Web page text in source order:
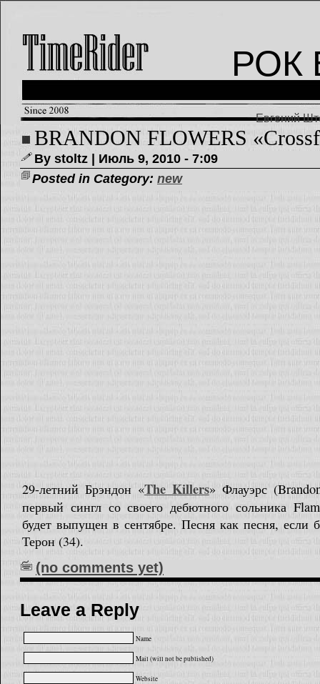
РОК
Евгений
BRANDON FLOWERS
By stoltz | Июль 9, 2010 - 7:09
Posted in Category: new
29-летний Брэндон «The Killers» Флауэрс
первый сингл со своего дебютного сольника
будет выпущен в сентябре. Песня как песня, если
Терон (34).
(no comments yet)
Leave a Reply
Name
Mail (will not be published)
Website